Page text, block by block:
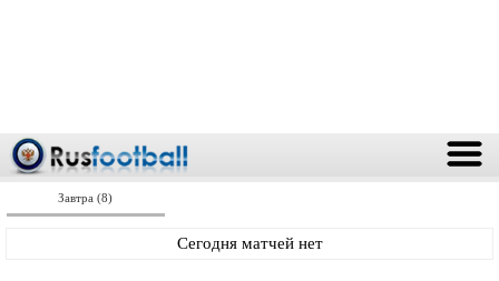
Завтра (8)
Сегодня матчей нет